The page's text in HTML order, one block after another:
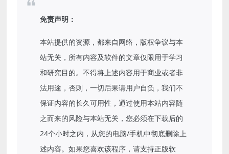
免责声明：
本站提供的资源，都来自网络，版权争议与本
站无关，所有内容及软件的文章仅限用于学习
和研究目的。不得将上述内容用于商业或者非
法用途，否则，一切后果请用户自负，我们不
保证内容的长久可用性，通过使用本站内容随
之而来的风险与本站无关，您必须在下载后的
24个小时之内，从您的电脑/手机中彻底删除上
述内容。如果您喜欢该程序，请支持正版软